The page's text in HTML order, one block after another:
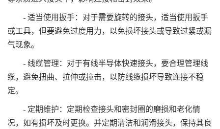
- 适当使用扳手：对于需要旋转的接头，适当使用扳手
或工具，但要避免过度用力，以免损坏接头或导致过紧或漏
气现象。
- 线缆管理：对于有线半导体快速接头，要合理管理线
缆，避免扭曲、拉伸或撞击，以防线缆损坏导致连接不稳
定。
- 定期维护：定期检查接头和密封圈的磨损和老化情
况，如有损坏及时更换。并定期清洁和润滑接头，保持其良